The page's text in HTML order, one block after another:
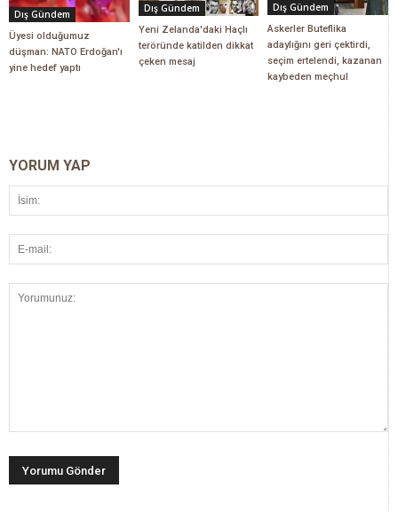
Dış Gündem
Üyesi olduğumuz
düşman: NATO Erdoğan'ı
yine hedef yaptı
Dış Gündem
Yeni Zelanda'daki Haçlı
teröründe katilden dikkat
çeken mesaj
Dış Gündem
Askerler Buteflika
adaylığını geri çektirdi,
seçim ertelendi, kazanan
kaybeden meçhul
YORUM YAP